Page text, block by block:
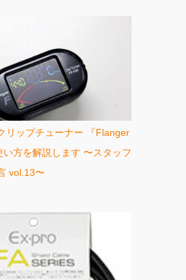
リップチューナー 『Flanger
い方を解説します 〜スタッフ
vol.13〜